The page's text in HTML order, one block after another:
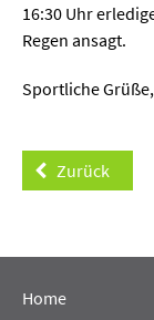
16:30 Uhr
Regen ansagt.
Sportliche
Zurück
Home